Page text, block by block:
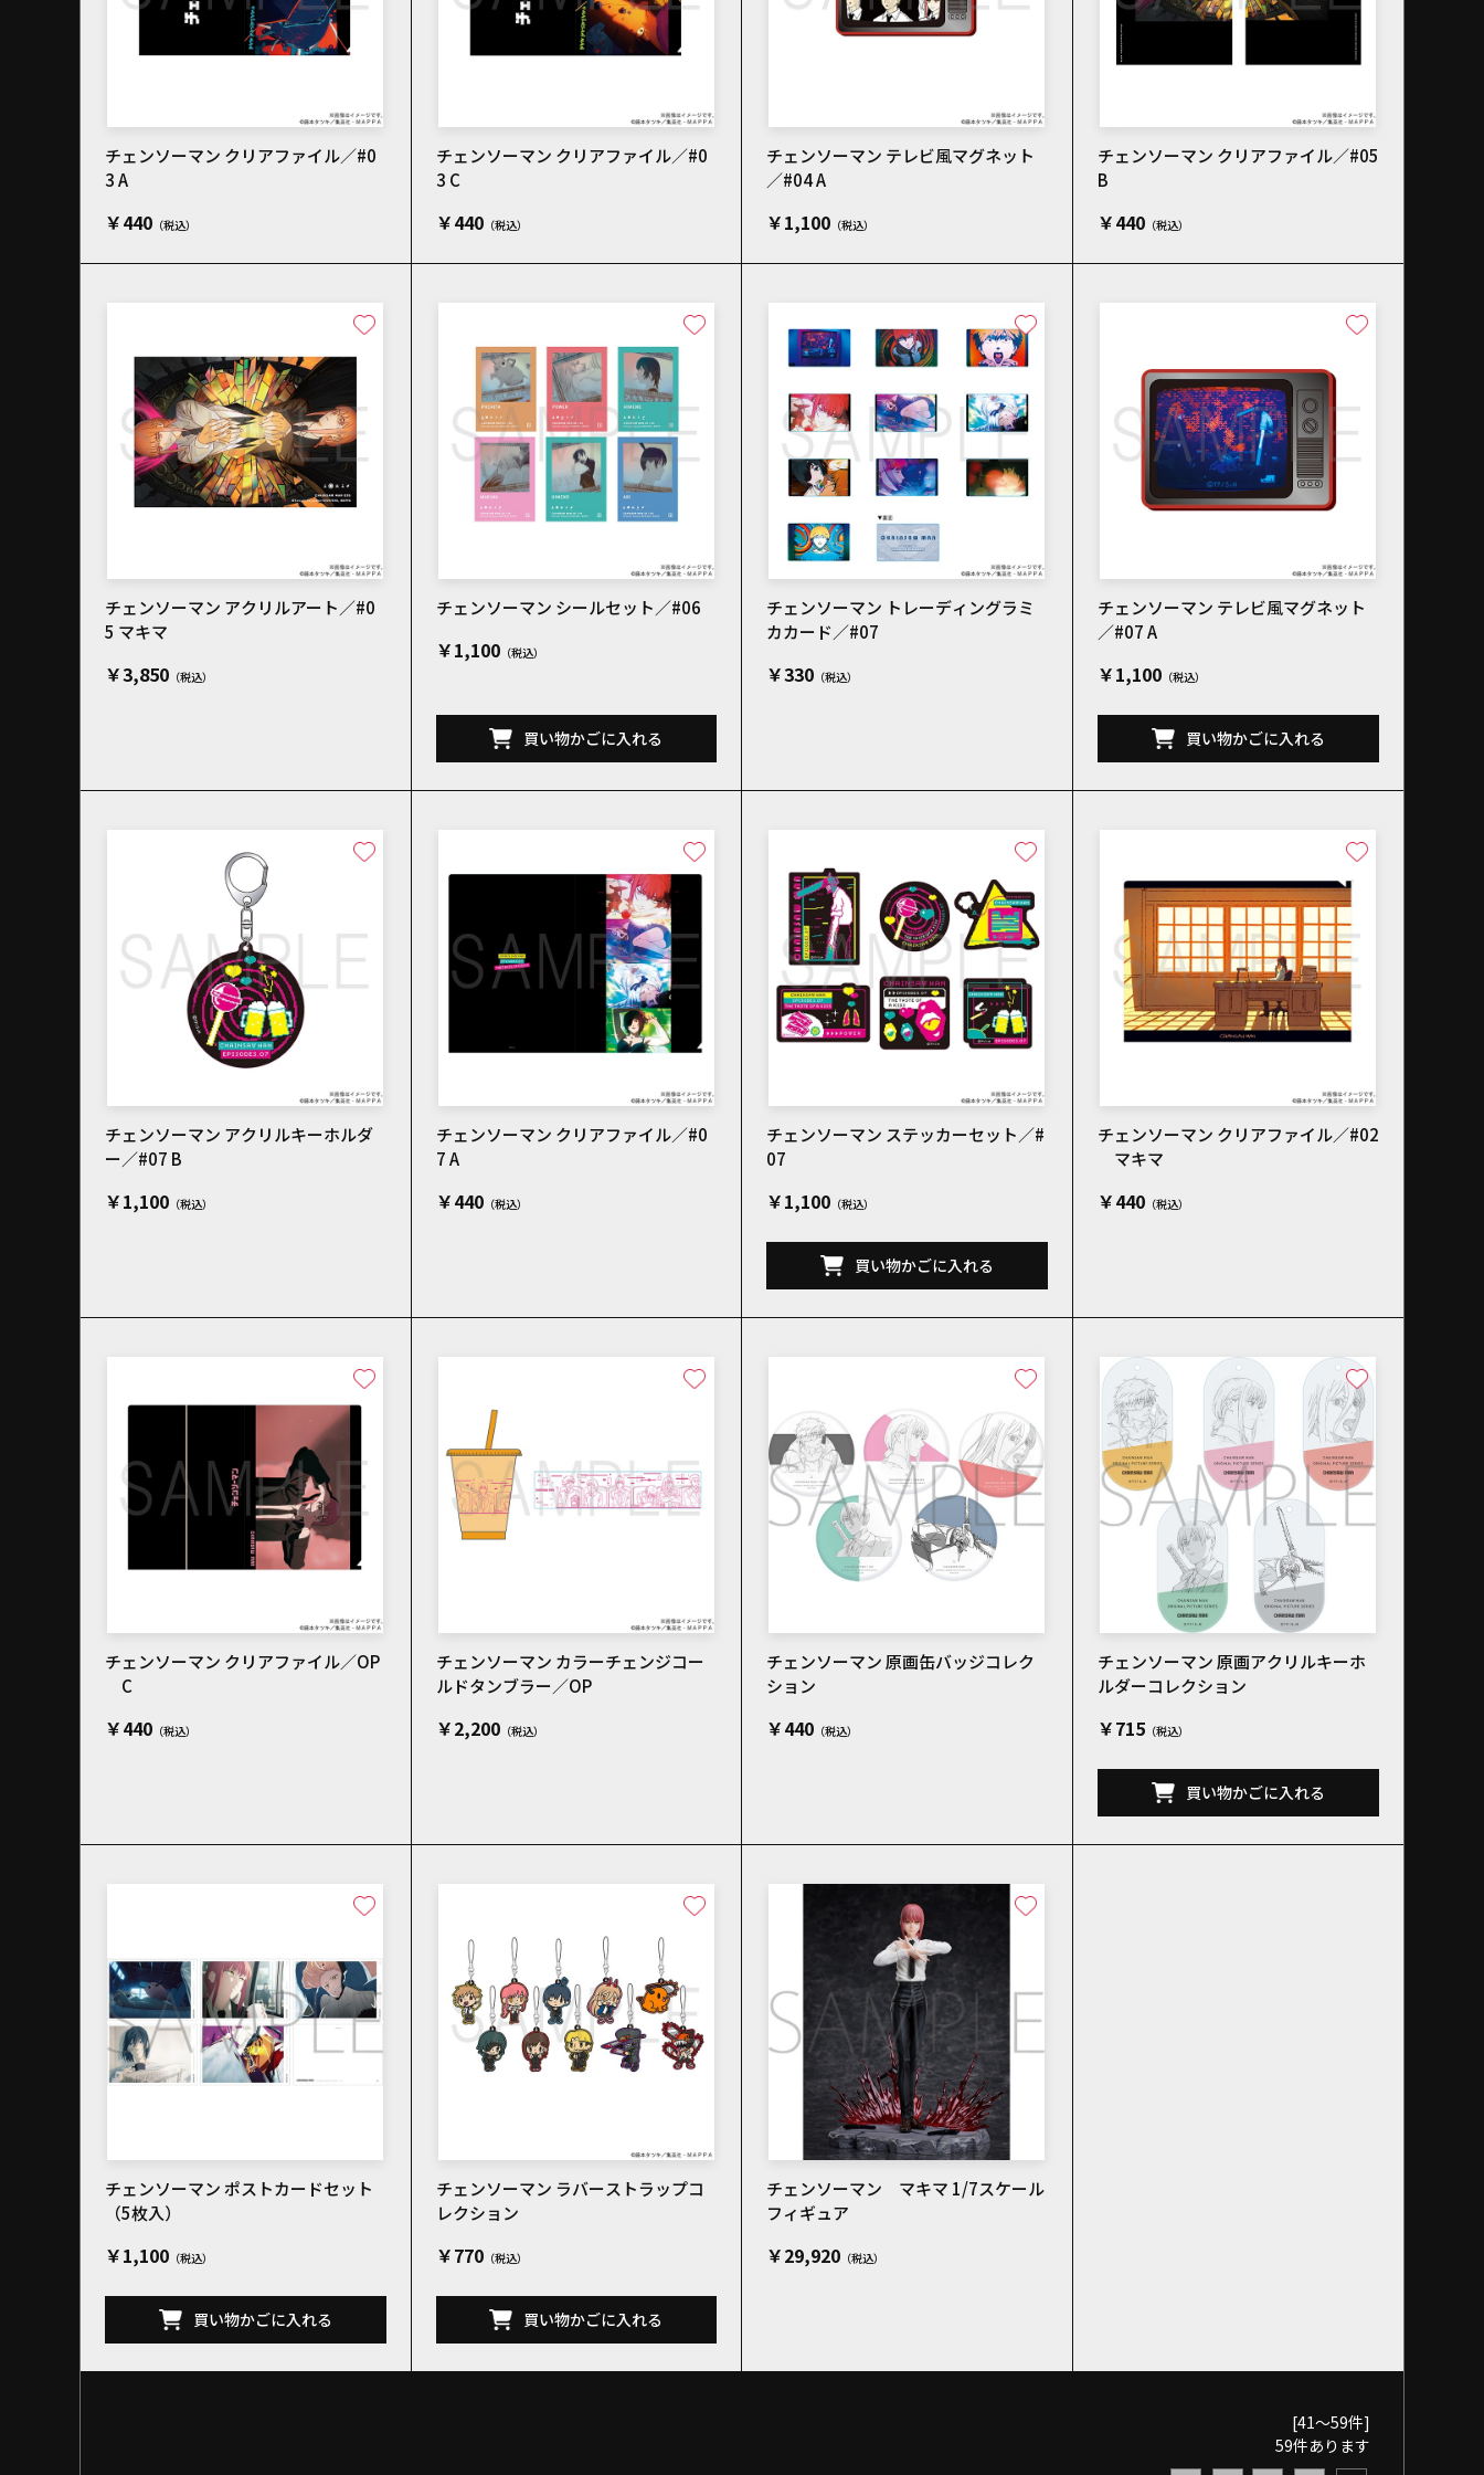
チェンソーマン クリアファイル／#0
3 A
￥440
チェンソーマン クリアファイル／#0
3 C
￥440
チェンソーマン テレビ風マグネット
／#04 A
￥1,100
チェンソーマン クリアファイル／#05
B
￥440
チェンソーマン アクリルアート／#0
5 マキマ
￥3,850
チェンソーマン シールセット／#06
￥1,100
買い物かごに入れる
チェンソーマン トレーディングラミ
カカード／#07
￥330
チェンソーマン テレビ風マグネット
／#07 A
￥1,100
買い物かごに入れる
チェンソーマン アクリルキーホルダ
ー／#07 B
￥1,100
チェンソーマン クリアファイル／#0
7 A
￥440
チェンソーマン ステッカーセット／#
07
￥1,100
買い物かごに入れる
チェンソーマン クリアファイル／#02
マキマ
￥440
チェンソーマン クリアファイル／OP
C
￥440
チェンソーマン カラーチェンジコー
ルドタンブラー／OP
￥2,200
チェンソーマン 原画缶バッジコレク
ション
￥440
チェンソーマン 原画アクリルキーホ
ルダーコレクション
￥715
買い物かごに入れる
チェンソーマン ポストカードセット
（5枚入）
￥1,100
買い物かごに入れる
チェンソーマン ラバーストラップコ
レクション
￥770
買い物かごに入れる
チェンソーマン マキマ 1/7スケール
フィギュア
￥29,920
[41～59件]
59件あります